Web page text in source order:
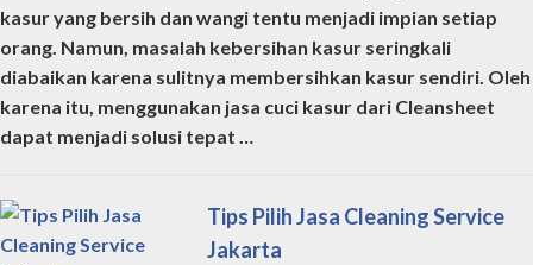
kasur yang bersih dan wangi tentu menjadi impian setiap
orang. Namun, masalah kebersihan kasur seringkali
diabaikan karena sulitnya membersihkan kasur sendiri. Oleh
karena itu, menggunakan jasa cuci kasur dari Cleansheet
dapat menjadi solusi tepat …
Tips Pilih Jasa Cleaning Service
Jakarta